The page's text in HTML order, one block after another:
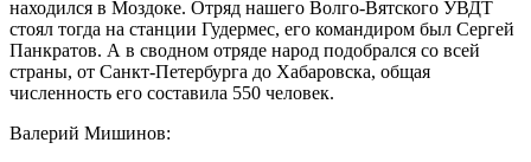
находился в Моздоке. Отряд нашего Волго-Вятского УВДТ
стоял тогда на станции Гудермес, его командиром был Сергей
Панкратов. А в сводном отряде народ подобрался со всей
страны, от Санкт-Петербурга до Хабаровска, общая
численность его составила 550 человек.
Валерий Мишинов: